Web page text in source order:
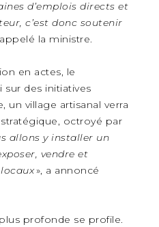
d’emplois directs et
c’est donc soutenir
la ministre.
en actes, le
des initiatives
un village artisanal verra
octroyé par
allons y installer un
vendre et
», a annoncé
profonde se profile.